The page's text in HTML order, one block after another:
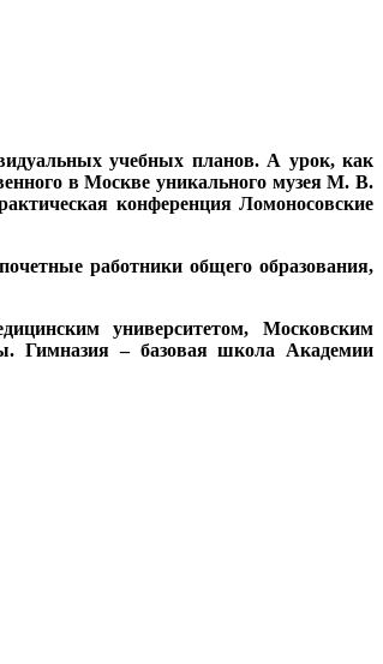
учебных планов. А урок, как
в Москве уникального музея М. В.
конференция Ломоносовские
работники общего образования,
университетом, Московским
Гимназия – базовая школа Академии